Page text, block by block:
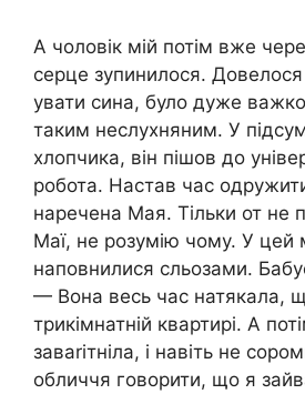
А чоловік мій потім вже
серце зупинилося.
увати сина, було дуже
таким неслухняним. У
хлопчика, він пішов до
робота. Настав час
наречена Мая. Тільки от не
Маї, не розумію чому. У цей
наповнилися сльозами.
— Вона весь час натякала,
трикімнатній квартирі. А
заваrітніла, і навіть не
обличчя говорити, що я